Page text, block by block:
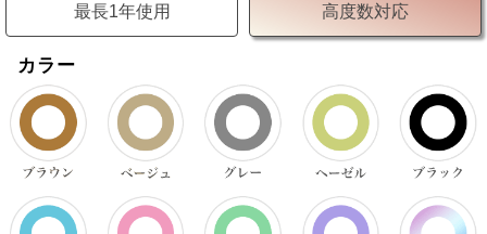
最長1年使用 高度数対応
カラー